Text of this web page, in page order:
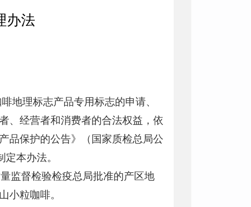
办法
地理标志产品专用标志的申请、
、经营者和消费者的合法权益，依
品保护的公告》（国家质检总局公
本办法。
监督检验检疫总局批准的产区地
小粒咖啡。